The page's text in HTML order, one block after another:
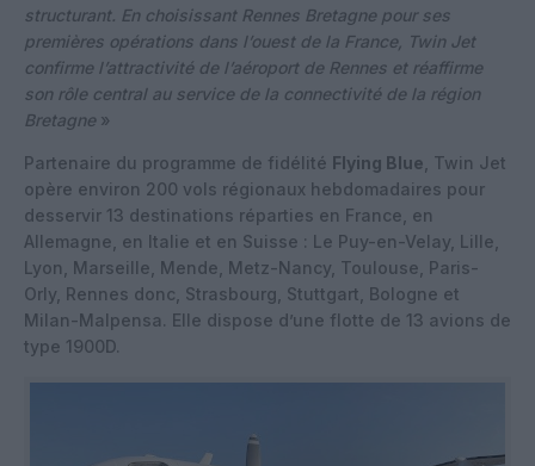
structurant. En choisissant Rennes Bretagne pour ses
premières opérations dans l’ouest de la France, Twin Jet
confirme l’attractivité de l’aéroport de Rennes et réaffirme
son rôle central au service de la connectivité de la région
Bretagne »
Partenaire du programme de fidélité Flying Blue , Twin Jet
opère environ 200 vols régionaux hebdomadaires pour
desservir 13 destinations réparties en France, en
Allemagne, en Italie et en Suisse : Le Puy-en-Velay, Lille,
Lyon, Marseille, Mende, Metz-Nancy, Toulouse, Paris-
Orly, Rennes donc, Strasbourg, Stuttgart, Bologne et
Milan-Malpensa. Elle dispose d’une flotte de 13 avions de
type 1900D.